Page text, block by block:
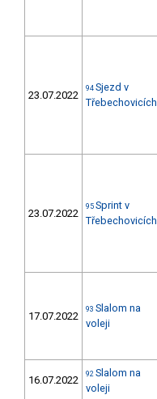
23.07.2022
94 Sjezd v
Třebechovicích
23.07.2022
95 Sprint v
Třebechovicích
17.07.2022
93 Slalom na
voleji
16.07.2022 92 Slalom na
voleji